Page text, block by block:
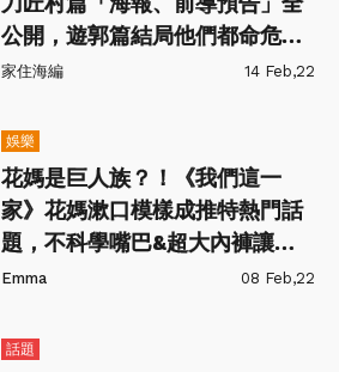
公開，遊郭篇結局他們都命危太
揪心💔
家住海編 14 Feb,22
娛樂
花媽是巨人族？！《我們這一
家》花媽漱口模樣成推特熱門話
題，不科學嘴巴&超大內褲讓網
友笑歪～
Emma 08 Feb,22
話題